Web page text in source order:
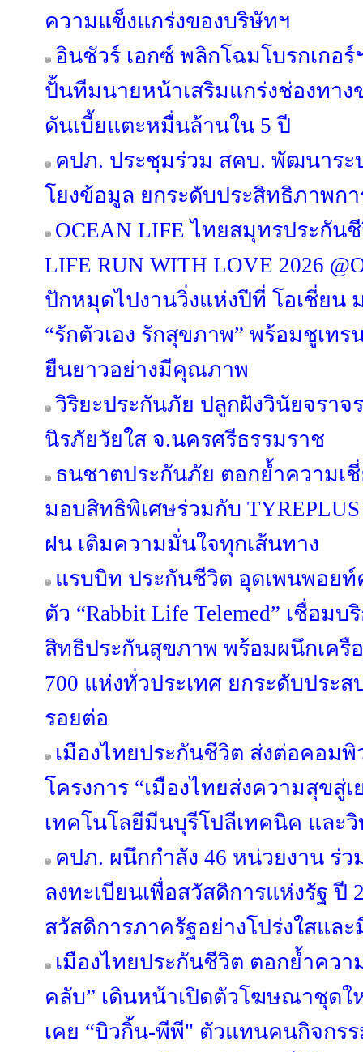
ความแข็งแกร่งของบริษัทฯ
อินชัวร์ เอกซ์ พลิกโฉมโบรกเกอ
ปั้นทีมนายหน้าเสริมแกร่งช่องทาง
ดันเบี้ยแตะหมื่นล้านใน 5 ปี
คปภ. ประชุมร่วม สคบ. พัฒนาระบ
โยงข้อมูล ยกระดับประสิทธิภาพก
OCEAN LIFE ไทยสมุทรประกัน
LIFE RUN WITH LOVE 2026
ปักหมุดไปงานวิ่งแห่งปีที่ โอเชี่ยน
“รักตัวเอง รักสุขภาพ” พร้อมชูเท
ยืนยาวอย่างมีคุณภาพ
วิริยะประกันภัย ปลูกฝังวินัยจราจ
นิรภัยวัยใส จ.นครศรีธรรมราช
ธนชาตประกันภัย ตอกย้ำความเ
มอบสิทธิพิเศษร่วมกับ
ฝน เติมความมั่นใจทุกเส้นทาง
แรบบิท ประกันชีวิต อุดเพนพอยท์
ตัว “Rabbit Life Telemed” เชื่อม
สิทธิประกันสุขภาพ พร้อมผนึกเครื
700 แห่งทั่วประเทศ ยกระดับประ
รอยต่อ
เมืองไทยประกันชีวิต ส่งต่อคอม
โครงการ “เมืองไทยส่งความสุขสู่
เทคโนโลยีมีนบุรีโปลีเทคนิค และ
คปภ. ผนึกกำลัง 46 หน่วยงาน ร่ว
ลงทะเบียนเพื่อสวัสดิการแห่งรัฐ ปี
สวัสดิการภาครัฐอย่างโปร่งใสแล
เมืองไทยประกันชีวิต ตอกย้ำควา
คลับ” เดินหน้าเปิดตัวโฆษณาชุดใ
เคย “บิวกิ้น-พีพี" ตัวแทนคนกิจกรร